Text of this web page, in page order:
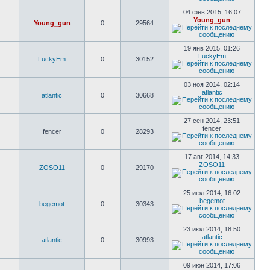
Young_gun 0 29564
04 фев 2015, 16:07
Young_gun
LuckyEm 0 30152
19 янв 2015, 01:26
LuckyEm
atlantic 0 30668
03 ноя 2014, 02:14
atlantic
fencer 0 28293
27 сен 2014, 23:51
fencer
ZOSO11 0 29170
17 авг 2014, 14:33
ZOSO11
begemot 0 30343
25 июл 2014, 16:02
begemot
atlantic 0 30993
23 июл 2014, 18:50
atlantic
09 июн 2014, 17:06